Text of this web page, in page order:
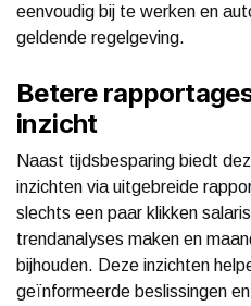
eenvoudig bij te werken en
geldende regelgeving.
Betere
inzicht
Naast tijdsbesparing biedt
inzichten via uitgebreide
slechts een paar klikken
trendanalyses maken en
bijhouden. Deze inzichten
geïnformeerde beslissingen